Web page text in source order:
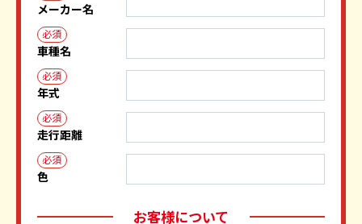
メーカー名
必須
車種名
必須
年式
必須
走行距離
必須
色
お客様について